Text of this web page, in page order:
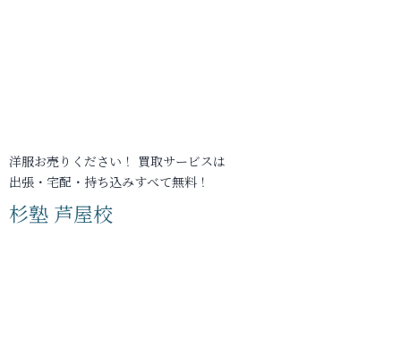
洋服お売りください！ 買取サービスは
出張・宅配・持ち込みすべて無料！
杉塾 芦屋校